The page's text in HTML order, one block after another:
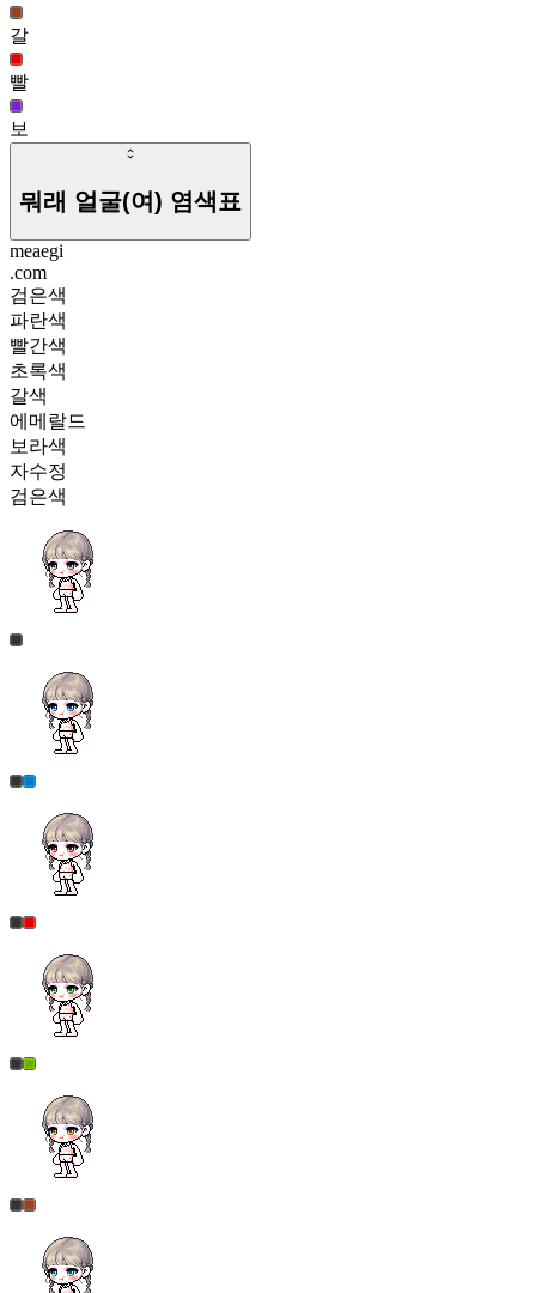
갈
빨
보
뭐래 얼굴(여) 염색표
meaegi
.com
검은색
파란색
빨간색
초록색
갈색
에메랄드
보라색
자수정
검은색